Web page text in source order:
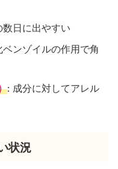
日に出やすい
ベンゾイルの作用で角
: 成分に対してアレル
状況